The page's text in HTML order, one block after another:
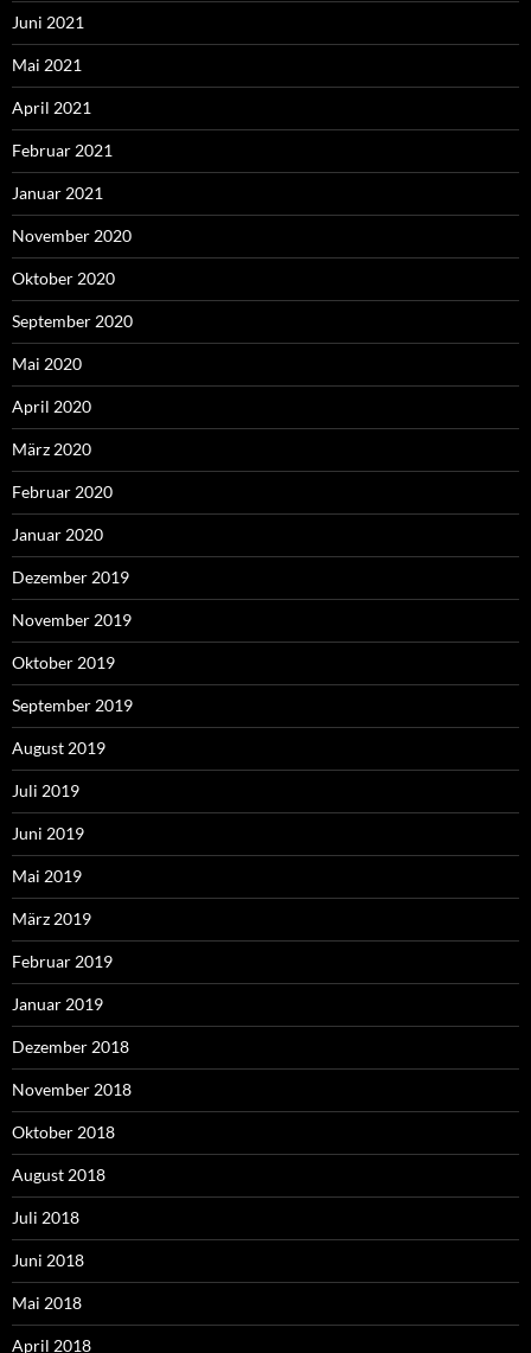
Juni 2021
Mai 2021
April 2021
Februar 2021
Januar 2021
November 2020
Oktober 2020
September 2020
Mai 2020
April 2020
März 2020
Februar 2020
Januar 2020
Dezember 2019
November 2019
Oktober 2019
September 2019
August 2019
Juli 2019
Juni 2019
Mai 2019
März 2019
Februar 2019
Januar 2019
Dezember 2018
November 2018
Oktober 2018
August 2018
Juli 2018
Juni 2018
Mai 2018
April 2018